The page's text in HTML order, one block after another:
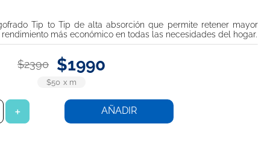
Tip to Tip de alta absorción que permite retener mayor
más económico en todas las necesidades del hogar.
$2390 $1990
$50 x m
＋ AÑADIR